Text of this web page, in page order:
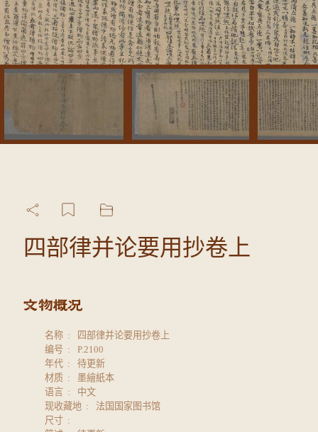
四部律并论要用抄卷上
名称
四部律并论要用抄卷上
编号
P.2100
年代
待更新
材质
墨繪紙本
语言
中文
现收藏地
法国国家图书馆
尺寸